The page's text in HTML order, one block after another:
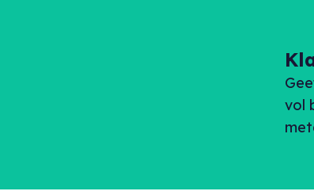
vol